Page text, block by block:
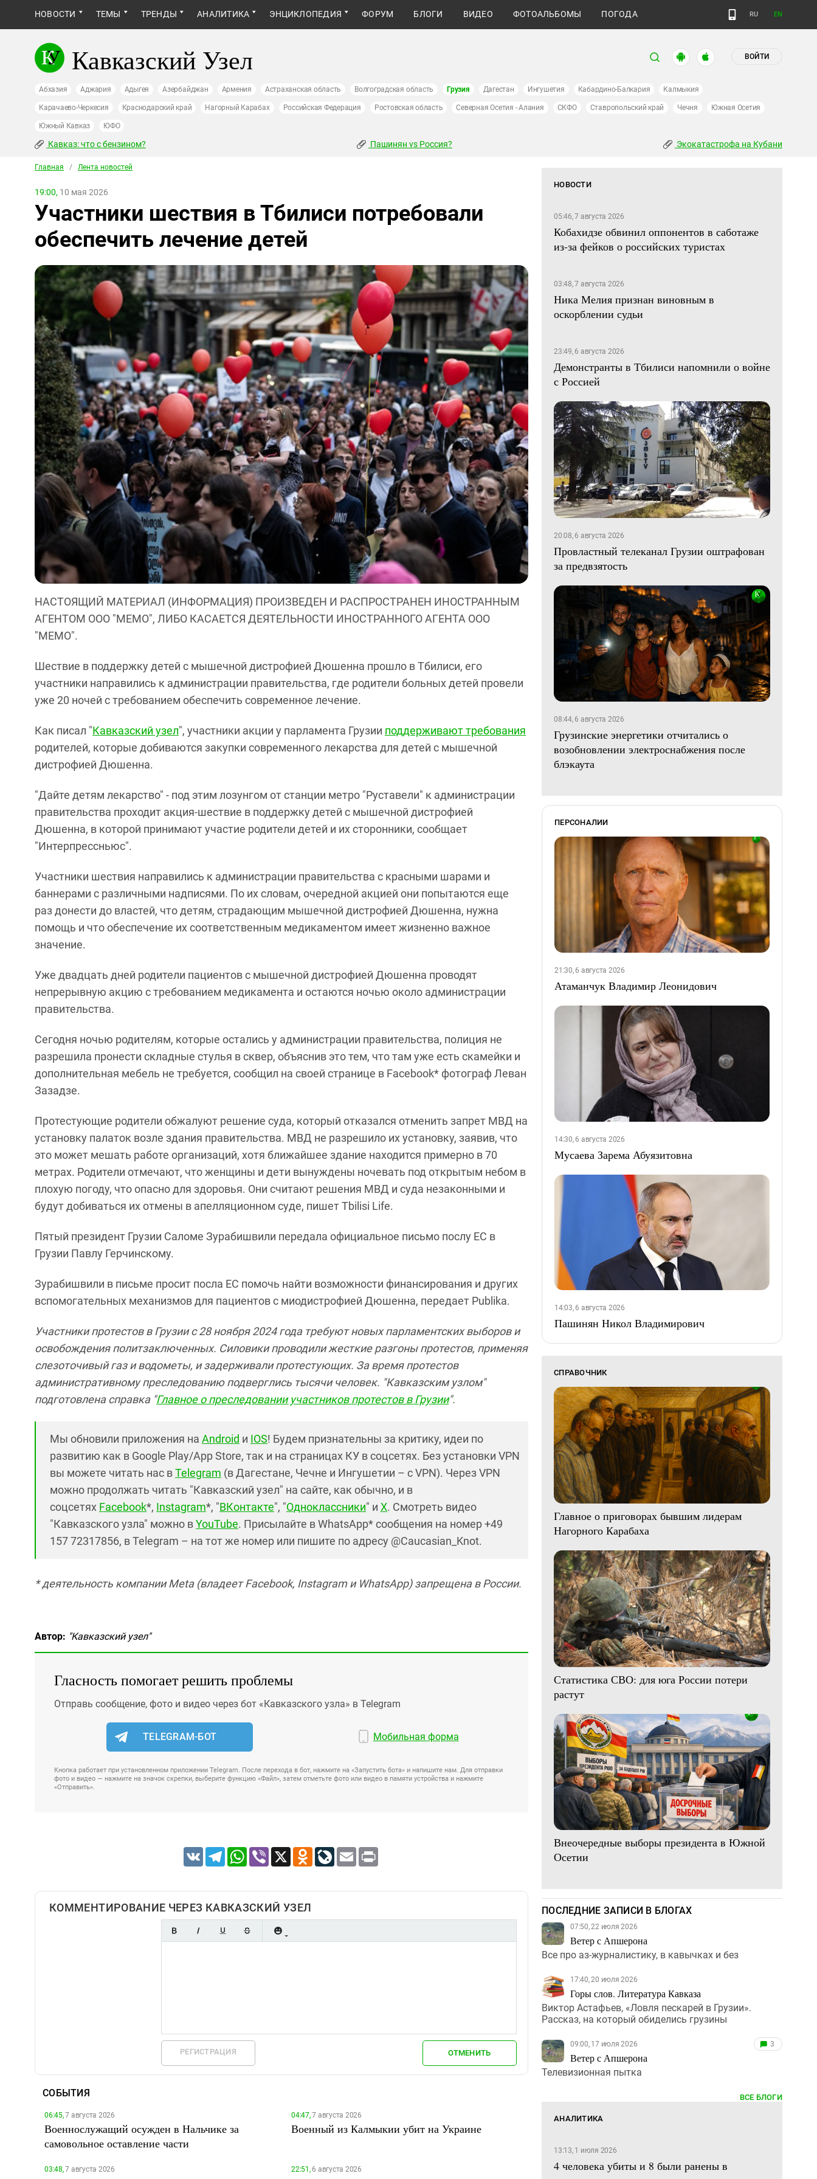
НОВОСТИ ТЕМЫ ТРЕНДЫ АНАЛИТИКА ЭНЦИКЛОПЕДИЯ ФОРУМ БЛОГИ ВИДЕО ФОТОАЛЬБОМЫ ПОГОДА RU EN
Кавказский Узел ВОЙТИ
Абхазия Аджария Адыгея Азербайджан Армения Астраханская область Волгоградская область Грузия Дагестан Ингушетия Кабардино-Балкария Калмыкия
Карачаево-Черкесия Краснодарский край Нагорный Карабах Российская Федерация Ростовская область Северная Осетия - Алания СКФО Ставропольский край Чечня Южная Осетия
Южный Кавказ ЮФО
Кавказ: что с бензином? Пашинян vs Россия? Экокатастрофа на Кубани
Главная / Лента новостей
19:00, 10 мая 2026
Участники шествия в Тбилиси потребовали
обеспечить лечение детей
НАСТОЯЩИЙ МАТЕРИАЛ (ИНФОРМАЦИЯ) ПРОИЗВЕДЕН И РАСПРОСТРАНЕН ИНОСТРАННЫМ
АГЕНТОМ ООО "МЕМО", ЛИБО КАСАЕТСЯ ДЕЯТЕЛЬНОСТИ ИНОСТРАННОГО АГЕНТА ООО
"МЕМО".
Шествие в поддержку детей с мышечной дистрофией Дюшенна прошло в Тбилиси, его
участники направились к администрации правительства, где родители больных детей провели
уже 20 ночей с требованием обеспечить современное лечение.
Как писал "Кавказский узел", участники акции у парламента Грузии поддерживают требования
родителей, которые добиваются закупки современного лекарства для детей с мышечной
дистрофией Дюшенна.
"Дайте детям лекарство" - под этим лозунгом от станции метро "Руставели" к администрации
правительства проходит акция-шествие в поддержку детей с мышечной дистрофией
Дюшенна, в которой принимают участие родители детей и их сторонники, сообщает
"Интерпрессньюс".
Участники шествия направились к администрации правительства с красными шарами и
баннерами с различными надписями. По их словам, очередной акцией они попытаются еще
раз донести до властей, что детям, страдающим мышечной дистрофией Дюшенна, нужна
помощь и что обеспечение их соответственным медикаментом имеет жизненно важное
значение.
Уже двадцать дней родители пациентов с мышечной дистрофией Дюшенна проводят
непрерывную акцию с требованием медикамента и остаются ночью около администрации
правительства.
Сегодня ночью родителям, которые остались у администрации правительства, полиция не
разрешила пронести складные стулья в сквер, объяснив это тем, что там уже есть скамейки и
дополнительная мебель не требуется, сообщил на своей странице в Facebook* фотограф Леван
Зазадзе.
Протестующие родители обжалуют решение суда, который отказался отменить запрет МВД на
установку палаток возле здания правительства. МВД не разрешило их установку, заявив, что
это может мешать работе организаций, хотя ближайшее здание находится примерно в 70
метрах. Родители отмечают, что женщины и дети вынуждены ночевать под открытым небом в
плохую погоду, что опасно для здоровья. Они считают решения МВД и суда незаконными и
будут добиваться их отмены в апелляционном суде, пишет Tbilisi Life.
Пятый президент Грузии Саломе Зурабишвили передала официальное письмо послу ЕС в
Грузии Павлу Герчинскому.
Зурабишвили в письме просит посла ЕС помочь найти возможности финансирования и других
вспомогательных механизмов для пациентов с миодистрофией Дюшенна, передает Publika.
Участники протестов в Грузии с 28 ноября 2024 года требуют новых парламентских выборов и
освобождения политзаключенных. Силовики проводили жесткие разгоны протестов, применяя
слезоточивый газ и водометы, и задерживали протестующих. За время протестов
административному преследованию подверглись тысячи человек. "Кавказским узлом"
подготовлена справка "Главное о преследовании участников протестов в Грузии".
Мы обновили приложения на Android и IOS! Будем признательны за критику, идеи по
развитию как в Google Play/App Store, так и на страницах КУ в соцсетях. Без установки VPN
вы можете читать нас вTelegram (в Дагестане, Чечне и Ингушетии – с VPN). Через VPN
можно продолжать читать "Кавказский узел" на сайте, как обычно, и в
соцсетях Facebook*, Instagram*, "ВКонтакте", "Одноклассники" и X. Смотреть видео
"Кавказского узла" можно вYouTube. Присылайте в WhatsApp* сообщения на номер +49
157 72317856, в Telegram – на тот же номер или пишите по адресу @Caucasian_Knot.
* деятельность компании Meta (владеет Facebook, Instagram и WhatsApp) запрещена в России.
Автор: "Кавказский узел"
Гласность помогает решить проблемы
Отправь сообщение, фото и видео через бот «Кавказского узла» в Telegram
TELEGRAM-БОТ Мобильная форма
Кнопка работает при установленном приложении Telegram. После перехода в бот, нажмите на «Запустить бота» и напишите нам. Для отправки
фото и видео — нажмите на значок скрепки, выберите функцию «Файл», затем отметьте фото или видео в памяти устройства и нажмите
«Отправить».
VK TelegramWhatsApp
Viber X Odnoklassniki
LiveJournal
Email
КОММЕНТИРОВАНИЕ ЧЕРЕЗ КАВКАЗСКИЙ УЗЕЛ
РЕГИСТРАЦИЯ ОТМЕНИТЬ
СОБЫТИЯ
06:45,7 августа 2026
Военнослужащий осужден в Нальчике за
самовольное оставление части
04:47,7 августа 2026
Военный из Калмыкии убит на Украине
03:48,7 августа 2026 22:51,6 августа 2026
НОВОСТИ
05:46, 7 августа 2026
Кобахидзе обвинил оппонентов в саботаже
из-за фейков о российских туристах
03:48, 7 августа 2026
Ника Мелия признан виновным в
оскорблении судьи
23:49, 6 августа 2026
Демонстранты в Тбилиси напомнили о войне
с Россией
20:08, 6 августа 2026
Провластный телеканал Грузии оштрафован
за предвзятость
08:44, 6 августа 2026
Грузинские энергетики отчитались о
возобновлении электроснабжения после
блэкаута
ПЕРСОНАЛИИ
21:30, 6 августа 2026
Атаманчук Владимир Леонидович
14:30, 6 августа 2026
Мусаева Зарема Абуязитовна
14:03, 6 августа 2026
Пашинян Никол Владимирович
СПРАВОЧНИК
Главное о приговорах бывшим лидерам
Нагорного Карабаха
Статистика СВО: для юга России потери
растут
Внеочередные выборы президента в Южной
Осетии
ПОСЛЕДНИЕ ЗАПИСИ В БЛОГАХ
07:50, 22 июля 2026
Ветер с Апшерона
Все про аз-журналистику, в кавычках и без
17:40, 20 июля 2026
Горы слов. Литература Кавказа
Виктор Астафьев, «Ловля пескарей в Грузии».
Рассказ, на который обиделись грузины
09:00, 17 июля 2026
Ветер с Апшерона
3
Телевизионная пытка
ВСЕ БЛОГИ
АНАЛИТИКА
13:13, 1 июля 2026
4 человека убиты и 8 были ранены в